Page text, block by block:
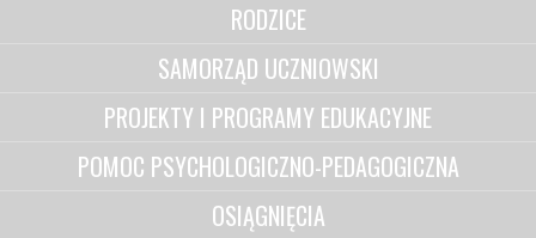
RODZICE
SAMORZĄD UCZNIOWSKI
PROJEKTY I PROGRAMY EDUKACYJNE
POMOC PSYCHOLOGICZNO-PEDAGOGICZNA
OSIĄGNIĘCIA